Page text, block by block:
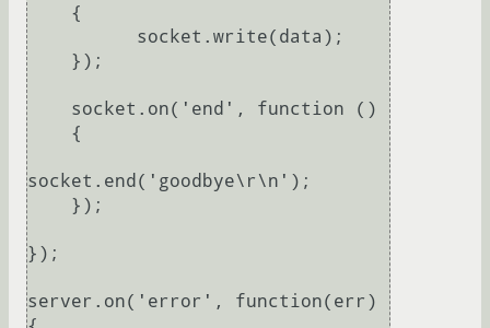
socket.end('goodbye\r\n');
});
server.on('error', function(err)